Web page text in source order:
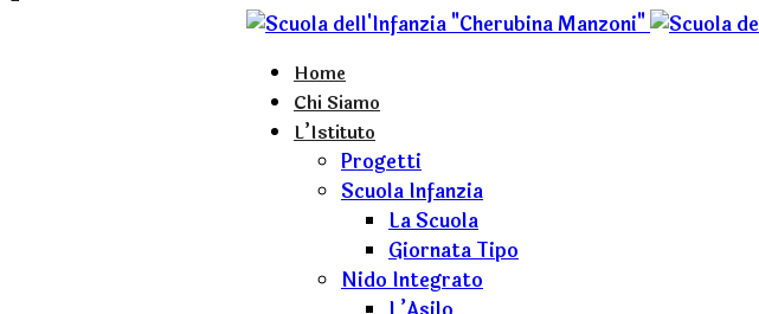
Home
Chi Siamo
L’Istituto
Progetti
Scuola Infanzia
La Scuola
Giornata Tipo
Nido Integrato